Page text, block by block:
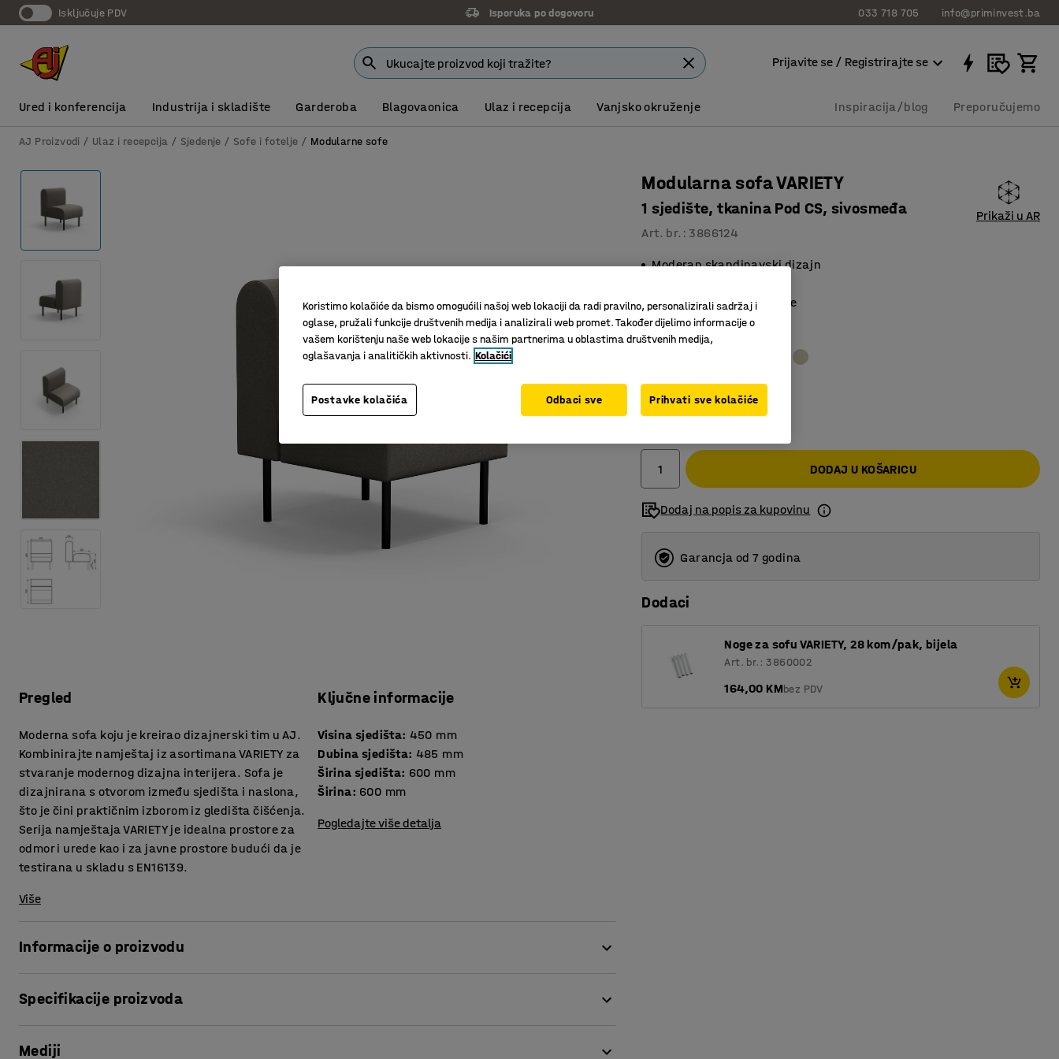
Isključuje PDV Isporuka po dogovoru 033 718 705 info@priminvest.ba
Prijavite se / Registrirajte se
Ured i konferencija Industrija i skladište Garderoba Blagovaonica Ulaz i recepcija Vanjsko okruženje Inspiracija/blog Preporučujemo
AJ Proizvodi Ulaz i recepcija Sjedenje Sofe i fotelje Modularne sofe
Pregled
Moderna sofa koju je kreirao dizajnerski tim u AJ.
Kombinirajte namještaj iz asortimana VARIETY za
stvaranje modernog dizajna interijera. Sofa je
dizajnirana s otvorom između sjedišta i naslona,
što je čini praktičnim izborom iz gledišta čišćenja.
Serija namještaja VARIETY je idealna prostore za
odmor i urede kao i za javne prostore budući da je
testirana u skladu s EN16139.
Više
Ključne informacije
Visina sjedišta: 450 mm
Dubina sjedišta: 485 mm
Širina sjedišta: 600 mm
Širina: 600 mm
Pogledajte više detalja
Informacije o proizvodu
za javne prostore poput salona i čekaonica, te ureda i škola. Otvor između sjedišta i naslona sprečava
Specifikacije proizvoda
Dubina sjedišta
Mediji
Modularna sofa VARIETY
1 sjedište, tkanina Pod CS, sivosmeđa
Art. br. : 3866124
Prikaži u AR
Moderan skandinavski dizajn
Noge olakšavaju čišćenje
Boja Sivo-smeđa
1.143,00 KM
DODAJ U KOŠARICU
Dodaj na popis za kupovinu
Garancja od 7 godina
Dodaci
Noge za sofu VARIETY, 28 kom/pak, bijela
Art. br.: 3860002
164,00 KMbez PDV
Koristimo kolačiće da bismo omogućili našoj web lokaciji da radi pravilno, personalizirali sadržaj i
oglase, pružali funkcije društvenih medija i analizirali web promet. Također dijelimo informacije o
vašem korištenju naše web lokacije s našim partnerima u oblastima društvenih medija,
oglašavanja i analitičkih aktivnosti. Kolačići
Postavke kolačića Odbaci sve Prihvati sve kolačiće